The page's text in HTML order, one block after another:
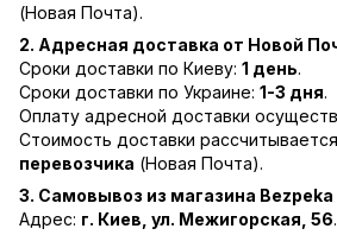
(Новая Почта).
2. Адресная доставка от Новой
Сроки доставки по Киеву: 1 день.
Сроки доставки по Украине: 1-3 дня.
Оплату адресной доставки
Стоимость доставки
перевозчика (Новая Почта).
3. Самовывоз из магазина
Адрес: г. Киев, ул. Межигорская, 56.